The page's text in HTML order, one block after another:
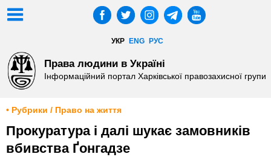
УКР ENG РУС
Права людини в Україні
Інформаційний портал Харківської правозахисної групи
• Рубрики / Право на життя
Прокуратура і далі шукає замовників
вбивства Ґонгадзе